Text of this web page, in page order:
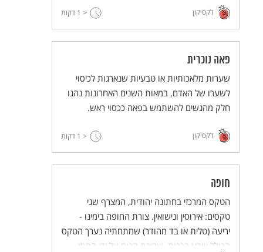
לכוהן.לקסיקון < 1 דקות
פאה נוכרית
שערות מלאכותיות או טבעיות שנארגות לכיסוי
לשערו של האדם, במאות השנים האחרונות נהגו
חלק מהנשים להשתמש בפאה ככסוי ראש.
לקסיקון < 1 דקות
חופה
הטקס המרכזי בחתונה יהודית, המצרף שני
טקסים: אירוסין ונישואין. צורת החופה בימינו -
יריעה (טלית או בד מהודר) שמתחתיה נערך הטקס
הכולל שבע ברכות, שבירת הכוס על ידי החתן,